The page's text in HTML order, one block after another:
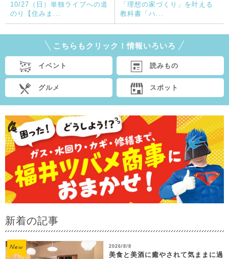
10/27（日）単独ライブへの道
のり【住みま...
「理想の家づくり」を叶える
教科書「ハ...
こちらもクリック！情報いろいろ
イベント 読みもの
グルメ スポット
新着の記事
2026/8/8
美食と美酒に癒やされて気ままに過